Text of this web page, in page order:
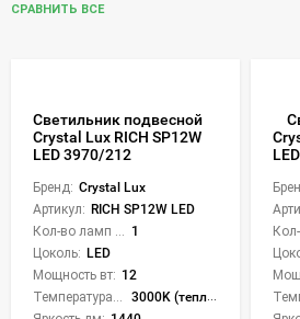
СРАВНИТЬ ВСЕ
Светильник подвесной
Crystal Lux RICH SP12W
LED 3970/212
Бренд: Crystal Lux
Артикул: RICH SP12W LED
1
Цоколь: LED
Мощность вт: 12
3000K (теплый)